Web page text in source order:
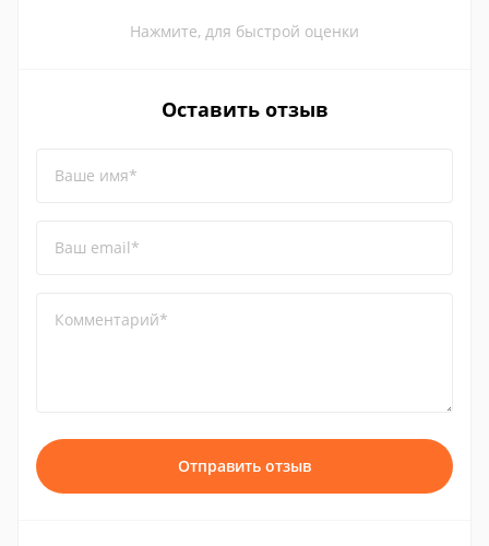
Нажмите, для быстрой оценки
Оставить отзыв
Ваше имя*
Ваш email*
Комментарий*
Отправить отзыв